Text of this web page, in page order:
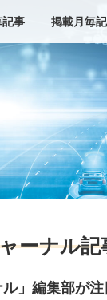
事 掲載月毎
ーナル記
ル」編集部が